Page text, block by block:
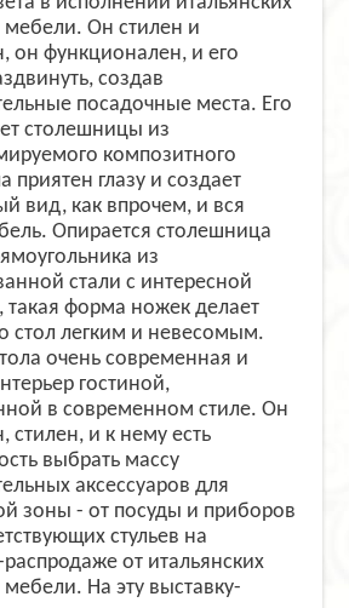
мебели. Он стилен и
он функционален, и его
создав
посадочные места. Его
столешницы из
композитного
приятен глазу и создает
вид, как впрочем, и вся
Опирается столешница
из
стали с интересной
такая форма ножек делает
стол легким и невесомым.
очень современная и
гостиной,
в современном стиле. Он
стилен, и к нему есть
выбрать массу
аксессуаров для
зоны - от посуды и приборов
стульев на
от итальянских
На эту выставку-